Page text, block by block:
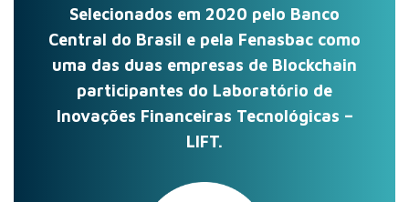
Selecionados em 2020 pelo Banco
Central do Brasil e pela Fenasbac como
uma das duas empresas de Blockchain
participantes do Laboratório de
Inovações Financeiras Tecnológicas –
LIFT.